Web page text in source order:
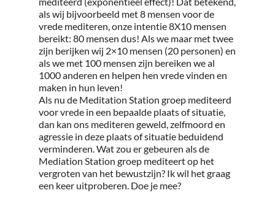
als wij bijvoorbeeld met 8 mensen voor de
vrede mediteren, onze intentie 8X10 mensen
bereikt: 80 mensen dus! Als we maar met twee
zijn berijken wij 2×10 mensen (20 personen) en
als we met 100 mensen zijn bereiken we al
1000 anderen en helpen hen vrede vinden en
maken in hun leven!
Als nu de Meditation Station groep mediteerd
voor vrede in een bepaalde plaats of situatie,
dan kan ons mediteren geweld, zelfmoord en
agressie in deze plaats of situatie beduidend
verminderen. Wat zou er gebeuren als de
Mediation Station groep mediteert op het
vergroten van het bewustzijn? Ik wil het graag
een keer uitproberen. Doe je mee?